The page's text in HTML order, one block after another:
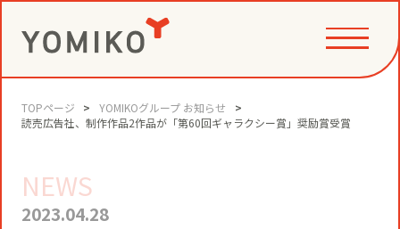
PHILOSOPHY
GAME CHANGE PARTNER
VALUE CREATION
TOPページ
YOMIKOグループ お知らせ
読売広告社、制作作品2作品が「第60回ギャラクシー賞」奨励賞受賞
NEWS
2023.04.28